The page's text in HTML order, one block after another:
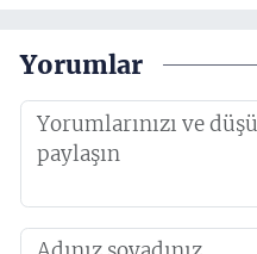
Yorumlar